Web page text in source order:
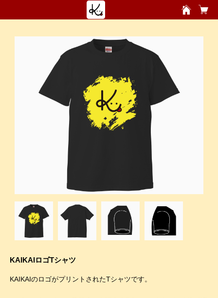
KAIKAIロゴTシャツ